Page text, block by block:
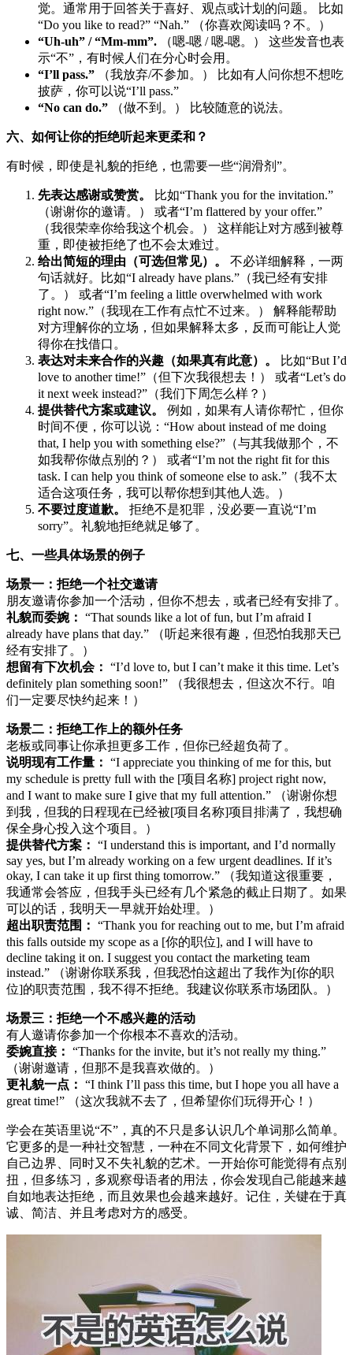
觉。通常用于回答关于喜好、观点或计划的问题。 比如
“Do you like to read?” “Nah.” （你喜欢阅读吗？不。）
“Uh-uh” / “Mm-mm”. （嗯-嗯 / 嗯-嗯。） 这些发音也表
示“不”，有时候人们在分心时会用。
“I’ll pass.” （我放弃/不参加。） 比如有人问你想不想吃
披萨，你可以说“I’ll pass.”
“No can do.” （做不到。） 比较随意的说法。
六、如何让你的拒绝听起来更柔和？
有时候，即使是礼貌的拒绝，也需要一些“润滑剂”。
先表达感谢或赞赏。
比如“Thank you for the invitation.”
（谢谢你的邀请。） 或者“I’m flattered by your offer.”
（我很荣幸你给我这个机会。） 这样能让对方感到被尊
重，即使被拒绝了也不会太难过。
给出简短的理由（可选但常见）。
不必详细解释，一两
句话就好。比如“I already have plans.”（我已经有安排
了。） 或者“I’m feeling a little overwhelmed with work
right now.”（我现在工作有点忙不过来。） 解释能帮助
对方理解你的立场，但如果解释太多，反而可能让人觉
得你在找借口。
表达对未来合作的兴趣（如果真有此意）。
比如“But I’d
love to another time!”（但下次我很想去！） 或者“Let’s do
it next week instead?”（我们下周怎么样？）
提供替代方案或建议。
例如，如果有人请你帮忙，但你
时间不便，你可以说：“How about instead of me doing
that, I help you with something else?”（与其我做那个，不
如我帮你做点别的？） 或者“I’m not the right fit for this
task. I can help you think of someone else to ask.”（我不太
适合这项任务，我可以帮你想到其他人选。）
不要过度道歉。
拒绝不是犯罪，没必要一直说“I’m
sorry”。礼貌地拒绝就足够了。
七、一些具体场景的例子
场景一：拒绝一个社交邀请
朋友邀请你参加一个活动，但你不想去，或者已经有安排了。
礼貌而委婉： “That sounds like a lot of fun, but I’m afraid I
already have plans that day.” （听起来很有趣，但恐怕我那天已
经有安排了。）
想留有下次机会： “I’d love to, but I can’t make it this time. Let’s
definitely plan something soon!” （我很想去，但这次不行。咱
们一定要尽快约起来！）
场景二：拒绝工作上的额外任务
老板或同事让你承担更多工作，但你已经超负荷了。
说明现有工作量： “I appreciate you thinking of me for this, but
my schedule is pretty full with the [项目名称] project right now,
and I want to make sure I give that my full attention.” （谢谢你想
到我，但我的日程现在已经被[项目名称]项目排满了，我想确
保全身心投入这个项目。）
提供替代方案： “I understand this is important, and I’d normally
say yes, but I’m already working on a few urgent deadlines. If it’s
okay, I can take it up first thing tomorrow.” （我知道这很重要，
我通常会答应，但我手头已经有几个紧急的截止日期了。如果
可以的话，我明天一早就开始处理。）
超出职责范围： “Thank you for reaching out to me, but I’m afraid
this falls outside my scope as a [你的职位], and I will have to
decline taking it on. I suggest you contact the marketing team
instead.” （谢谢你联系我，但我恐怕这超出了我作为[你的职
位]的职责范围，我不得不拒绝。我建议你联系市场团队。）
场景三：拒绝一个不感兴趣的活动
有人邀请你参加一个你根本不喜欢的活动。
委婉直接： “Thanks for the invite, but it’s not really my thing.”
（谢谢邀请，但那不是我喜欢做的。）
更礼貌一点： “I think I’ll pass this time, but I hope you all have a
great time!” （这次我就不去了，但希望你们玩得开心！）
学会在英语里说“不”，真的不只是多认识几个单词那么简单。
它更多的是一种社交智慧，一种在不同文化背景下，如何维护
自己边界、同时又不失礼貌的艺术。一开始你可能觉得有点别
扭，但多练习，多观察母语者的用法，你会发现自己能越来越
自如地表达拒绝，而且效果也会越来越好。记住，关键在于真
诚、简洁、并且考虑对方的感受。